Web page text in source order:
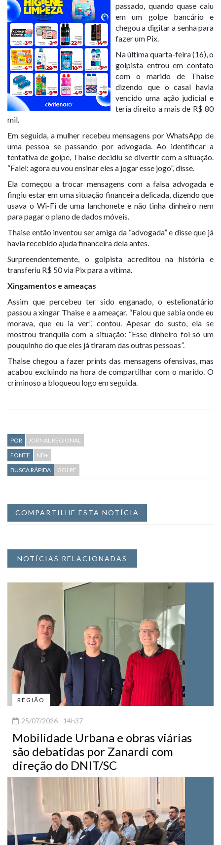
passado, quando quase caiu
em um golpe bancário e
chegou a digitar a senha para
fazer um Pix.
Na última quarta-feira (16), o
golpista entrou em contato
com o marido de Thaise
dizendo que o casal havia
vencido uma ação judicial e
teria direito a mais de R$ 80
mil.
Em seguida, a mulher recebeu mensagens por WhatsApp de
uma pessoa se passando por advogada. Ao identificar a
tentativa de golpe, Thaise decidiu se divertir com a situação.
“Falei: agora eu vou ensinar eles a jogar esse jogo”, disse.
Ela começou a trocar mensagens com a falsa advogada e
fingiu estar em uma situação financeira delicada, dizendo que
usava o Wi-Fi de uma lanchonete e não tinha dinheiro nem
para pagar o plano de dados móveis.
Thaise então inventou ser amiga da “advogada” e disse que já
havia recebido ajuda financeira dela antes.
Surpreendentemente, o golpista acreditou na história e
transferiu R$ 50 via Pix para a vítima.
Xingamentos e ameaças
Assim que percebeu ter sido enganado, o estelionatário
passou a xingar Thaise e a ameaçar. “Falou que sabia onde eu
morava, que eu ia ver”, contou. Apesar do susto, ela se
mostrou tranquila com a situação: “Esse dinheiro foi só um
pouquinho do que eles já tiraram das outras pessoas”.
Thaise chegou a fazer prints das mensagens ofensivas, mas
acabou excluindo na hora de compartilhar com o marido. O
criminoso a bloqueou logo em seguida.
POR
JORNAL REGIONAL
FONTE
ND+
BUSCA RÁPIDA
GOLPE
COMPARTILHE ESTA NOTÍCIA
NOTÍCIAS RELACIONADAS
REGIÃO
25/07/2026 - 14h37
Mobilidade Urbana e obras viárias
são debatidas por Zanardi com
direção do DNIT/SC